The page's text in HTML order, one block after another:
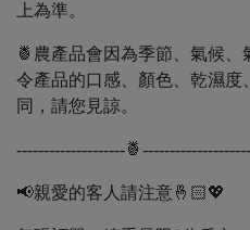
上為準。
🍍農產品會因為季節、氣候
令產品的口感、顏色、乾濕
同，請您見諒。
--------------------
📢親愛的客人請注意🤞🏻💖